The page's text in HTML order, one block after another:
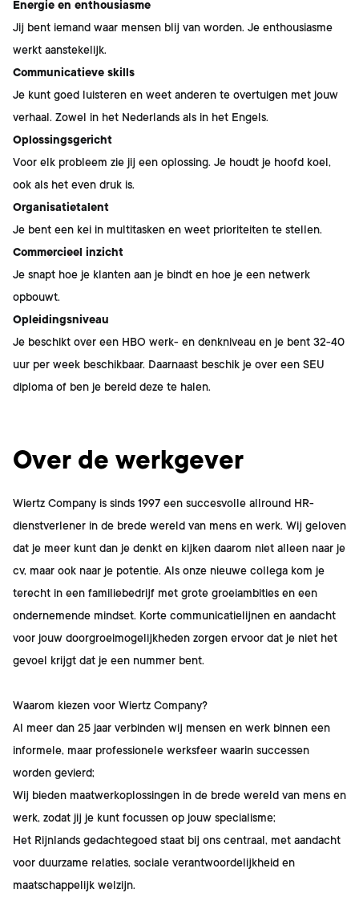
Energie en enthousiasme
Jij bent iemand waar mensen blij van worden. Je enthousiasme
werkt aanstekelijk.
Communicatieve skills
Je kunt goed luisteren en weet anderen te overtuigen met jouw
verhaal. Zowel in het Nederlands als in het Engels.
Oplossingsgericht
Voor elk probleem zie jij een oplossing. Je houdt je hoofd koel,
ook als het even druk is.
Organisatietalent
Je bent een kei in multitasken en weet prioriteiten te stellen.
Commercieel inzicht
Je snapt hoe je klanten aan je bindt en hoe je een netwerk
opbouwt.
Opleidingsniveau
Je beschikt over een HBO werk- en denkniveau en je bent 32-40
uur per week beschikbaar. Daarnaast beschik je over een SEU
diploma of ben je bereid deze te halen.
Over de werkgever
Wiertz Company is sinds 1997 een succesvolle allround HR-
dienstverlener in de brede wereld van mens en werk. Wij geloven
dat je meer kunt dan je denkt en kijken daarom niet alleen naar je
cv, maar ook naar je potentie. Als onze nieuwe collega kom je
terecht in een familiebedrijf met grote groeiambities en een
ondernemende mindset. Korte communicatielijnen en aandacht
voor jouw doorgroeimogelijkheden zorgen ervoor dat je niet het
gevoel krijgt dat je een nummer bent.
Waarom kiezen voor Wiertz Company?
Al meer dan 25 jaar verbinden wij mensen en werk binnen een
informele, maar professionele werksfeer waarin successen
worden gevierd;
Wij bieden maatwerkoplossingen in de brede wereld van mens en
werk, zodat jij je kunt focussen op jouw specialisme;
Het Rijnlands gedachtegoed staat bij ons centraal, met aandacht
voor duurzame relaties, sociale verantwoordelijkheid en
maatschappelijk welzijn.